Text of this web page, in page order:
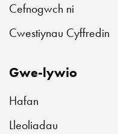
Cefnogwch ni
Cwestiynau Cyffredin
Gwe-lywio
Hafan
Lleoliadau